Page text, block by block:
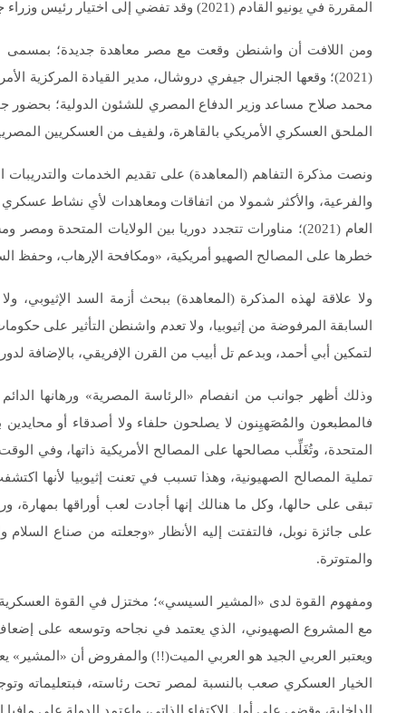
المقررة في يونيو القادم (2021) وقد تفضي إلى اختيار رئيس وزراء جديد.
(2021)؛ وقعها الجنرال جيفري دروشال، مدير القيادة المركزية
محمد صلاح مساعد وزير الدفاع المصري للشئون الدولية؛ بحضور
الملحق العسكري الأمريكي بالقاهرة، ولفيف من العسكريين
ونصت مذكرة التفاهم (المعاهدة) على تقديم الخدمات والتدريبات
والفرعية، والأكثر شمولا من اتفاقات ومعاهدات لأي نشاط
العام (2021)؛ مناورات تتجدد دوريا بين الولايات
خطرها على المصالح الصهيو أمريكية، «ومكافحة الإرهاب، وحفظ
ولا علاقة لهذه المذكرة (المعاهدة) ببحث أزمة السد
السابقة المرفوضة من إثيوبيا، ولا تعدم واشنطن التأثير على
لتمكين أبي أحمد، وبدعم تل أبيب من القرن الإفريقي، بالإضافة
وذلك أظهر جوانب من انفصام «الرئاسة المصرية» ورهانها
فالمطبعون والمُصَهيِنون لا يصلحون حلفاء ولا أصدقاء أو
المتحدة، وتُغَلِّب مصالحها على المصالح الأمريكية ذاتها، وفي
تملية المصالح الصهيونية، وهذا تسبب في تعنت إثيوبيا لأنها
تبقى على حالها، وكل ما هنالك إنها أجادت لعب أوراقها
على جائزة نوبل، فالتفتت إليه الأنظار «وجعلته من صناع السلام
والمتوترة.
ومفهوم القوة لدى «المشير السيسي»؛ مختزل في القوة العسكرية،
مع المشروع الصهيوني، الذي يعتمد في نجاحه وتوسعه على إضعاف
ويعتبر العربي الجيد هو العربي الميت(!!) والمفروض أن «المشير»
الخيار العسكري صعب بالنسبة لمصر تحت رئاسته، فبتعليماته